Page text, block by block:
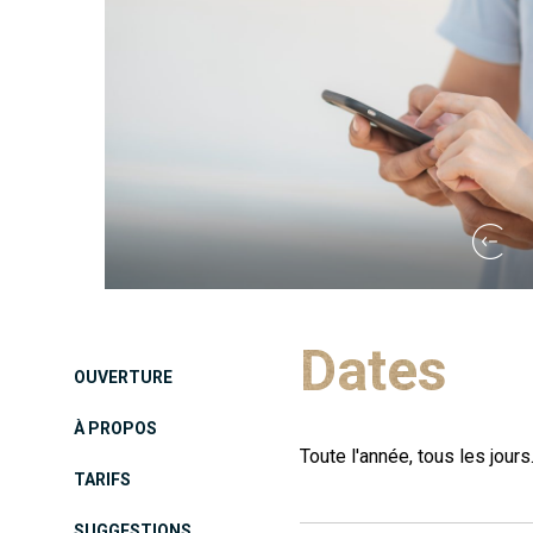
OUVERTURE
À PROPOS
TARIFS
Dates
Toute l'année, tous les jours.